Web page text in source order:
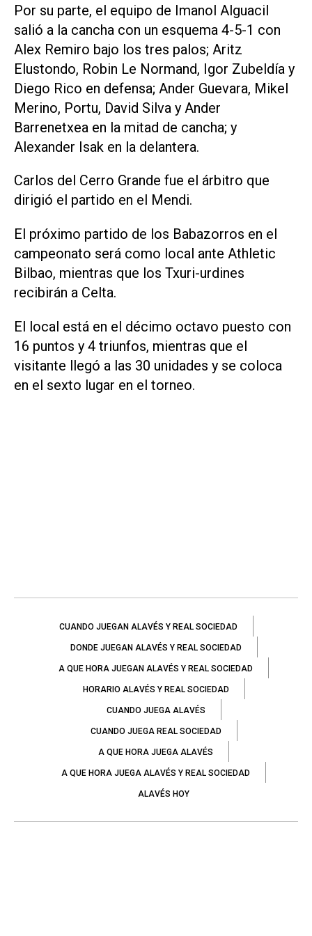
Por su parte, el equipo de Imanol Alguacil
salió a la cancha con un esquema 4-5-1 con
Alex Remiro bajo los tres palos; Aritz
Elustondo, Robin Le Normand, Igor Zubeldía y
Diego Rico en defensa; Ander Guevara, Mikel
Merino, Portu, David Silva y Ander
Barrenetxea en la mitad de cancha; y
Alexander Isak en la delantera.
Carlos del Cerro Grande fue el árbitro que
dirigió el partido en el Mendi.
El próximo partido de los Babazorros en el
campeonato será como local ante Athletic
Bilbao, mientras que los Txuri-urdines
recibirán a Celta.
El local está en el décimo octavo puesto con
16 puntos y 4 triunfos, mientras que el
visitante llegó a las 30 unidades y se coloca
en el sexto lugar en el torneo.
CUANDO JUEGAN ALAVÉS Y REAL SOCIEDAD
DONDE JUEGAN ALAVÉS Y REAL SOCIEDAD
A QUE HORA JUEGAN ALAVÉS Y REAL SOCIEDAD
HORARIO ALAVÉS Y REAL SOCIEDAD
CUANDO JUEGA ALAVÉS
CUANDO JUEGA REAL SOCIEDAD
A QUE HORA JUEGA ALAVÉS
A QUE HORA JUEGA ALAVÉS Y REAL SOCIEDAD
ALAVÉS HOY